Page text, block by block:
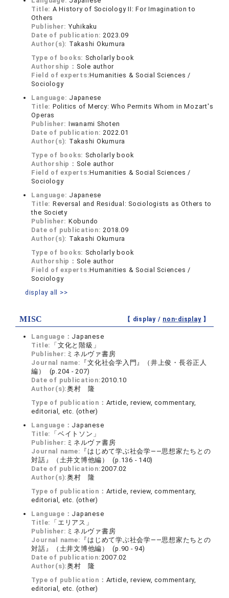
Title: A History of Sociology II: For Imagination to
Others
Publisher: Yuhikaku
Date of publication:2023.09
Author(s): Takashi Okumura
Type of books: Scholarly book
Authorship： Sole author
Field of experts:Humanities & Social Sciences /
Sociology
Language: Japanese
Title: Politics of Mercy: Who Permits Whom in Mozart's
Operas
Publisher: Iwanami Shoten
Date of publication:2022.01
Author(s): Takashi Okumura
Type of books: Scholarly book
Authorship： Sole author
Field of experts:Humanities & Social Sciences /
Sociology
Language: Japanese
Title: Reversal and Residual: Sociologists as Others to
the Society
Publisher: Kobundo
Date of publication:2018.09
Author(s): Takashi Okumura
Type of books: Scholarly book
Authorship： Sole author
Field of experts:Humanities & Social Sciences /
Sociology
display all >>
MISC 【 display / non-display】
Language： Japanese
Title: 「文化と階級」
Publisher: ミネルヴァ書房
Journal name: 『文化社会学入門』（井上俊・長谷正人
編） (p.204 - 207)
Date of publication:2010.10
Author(s):奥村 隆
Type of publication： Article, review, commentary,
editorial, etc. (other)
Language： Japanese
Title: 「ベイトソン」
Publisher: ミネルヴァ書房
Journal name: 『はじめて学ぶ社会学――思想家たちとの
対話』（土井文博他編） (p.136 - 140)
Date of publication:2007.02
Author(s):奥村 隆
Type of publication： Article, review, commentary,
editorial, etc. (other)
Language： Japanese
Title: 「エリアス」
Publisher: ミネルヴァ書房
Journal name: 『はじめて学ぶ社会学――思想家たちとの
対話』（土井文博他編） (p.90 - 94)
Date of publication:2007.02
Author(s):奥村 隆
Type of publication： Article, review, commentary,
editorial, etc. (other)